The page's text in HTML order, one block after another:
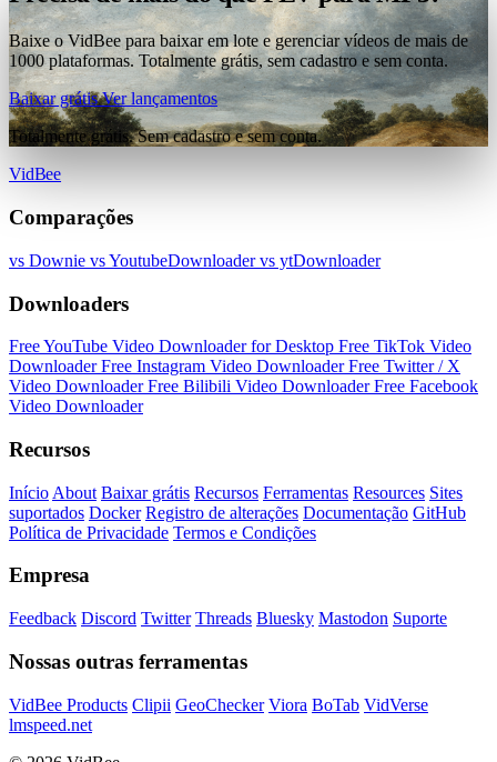
Baixe o VidBee para baixar em lote e gerenciar vídeos de mais de
1000 plataformas. Totalmente grátis, sem cadastro e sem conta.
Baixar grátisVer lançamentos
Totalmente grátis. Sem cadastro e sem conta.
VidBee
Comparações
vs Downie vs YoutubeDownloadervs ytDownloader
Downloaders
Free YouTube Video Downloader for Desktop Free TikTok Video
DownloaderFree Instagram Video DownloaderFree Twitter / X
Video DownloaderFree Bilibili Video DownloaderFree Facebook
Video Downloader
Recursos
Início About Baixar grátis Recursos Ferramentas Resources Sites
suportados Docker Registro de alterações Documentação GitHub
Política de Privacidade Termos e Condições
Empresa
Feedback Discord Twitter Threads Bluesky Mastodon Suporte
Nossas outras ferramentas
VidBee Products Clipii GeoChecker Viora BoTab VidVerse
lmspeed.net